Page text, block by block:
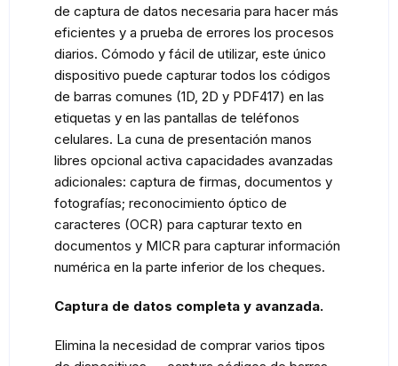
de captura de datos necesaria para hacer más
eficientes y a prueba de errores los procesos
diarios. Cómodo y fácil de utilizar, este único
dispositivo puede capturar todos los códigos
de barras comunes (1D, 2D y PDF417) en las
etiquetas y en las pantallas de teléfonos
celulares. La cuna de presentación manos
libres opcional activa capacidades avanzadas
adicionales: captura de firmas, documentos y
fotografías; reconocimiento óptico de
caracteres (OCR) para capturar texto en
documentos y MICR para capturar información
numérica en la parte inferior de los cheques.
Captura de datos completa y avanzada.
Elimina la necesidad de comprar varios tipos